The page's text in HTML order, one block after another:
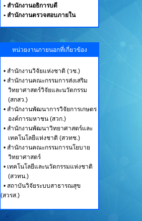
• สำนักงานอธิการบดี
• สำนักงานตรวจสอบภายใน
หน่วยงานภายนอกที่เกี่ยวข้อง
• สำนักงานวิจัยแห่งชาติ (วช.)
• สำนักงานคณะกรรมการส่งเสริม
วิทยาศาสตร์วิจัยและนวัตกรรม
(สกสว.)
• สำนักงานพัฒนาการวิจัยการเกษตร
องค์การมหาชน (สวก.)
• สำนักงานพัฒนาวิทยาศาสตร์และ
เทคโนโลยีแห่งชาติ (สวทช.)
• สำนักงานคณะกรรมการนโยบาย
วิทยาศาสตร์
• เทคโนโลยีและนวัตกรรมแห่งชาติ
(สวทน.)
• สถาบันวิจัยระบบสาธารณสุข
(สวรส.)